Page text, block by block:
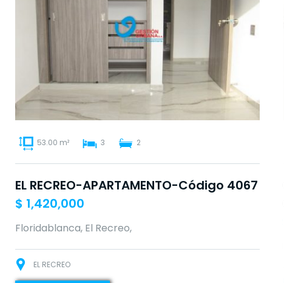
53.00 m² 3 2
EL RECREO-APARTAMENTO-Código 4067
$ 1,420,000
Floridablanca, El Recreo,
EL RECREO